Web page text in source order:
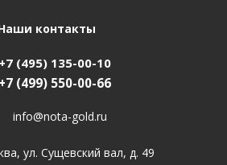
контакты
+7 (495) 135-00-10
+7 (499) 550-00-66
info@nota-gold.ru
ул. Сущевский вал, д. 49